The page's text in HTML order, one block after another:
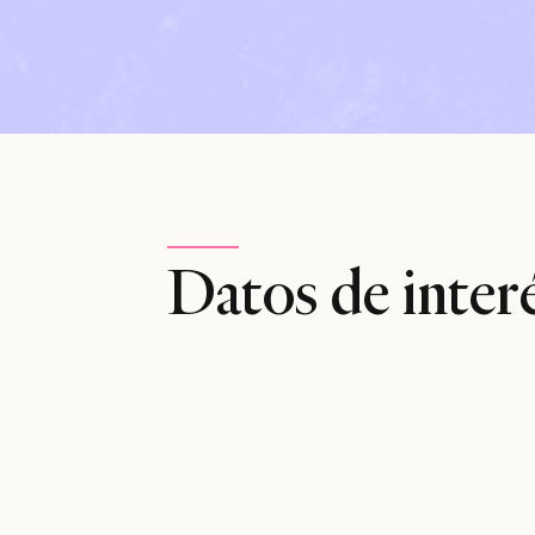
Datos de